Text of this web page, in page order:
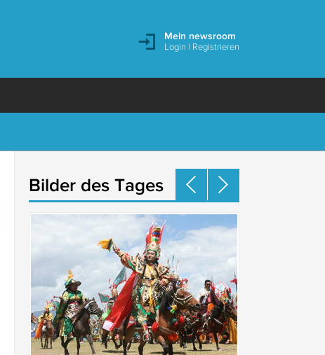
Mein newsroom
Login | Registrieren
Bilder des Tages